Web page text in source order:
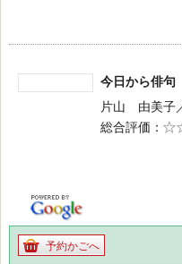
今日から俳
片山 由美子
総合評価
5
予約かごへ